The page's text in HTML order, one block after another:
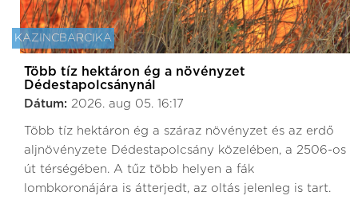
KAZINCBARCIKA
Több tíz hektáron ég a növényzet
Dédestapolcsánynál
Dátum: 2026. aug 05. 16:17
Több tíz hektáron ég a száraz növényzet és az erdő
aljnövényzete Dédestapolcsány közelében, a 2506-os
út térségében. A tűz több helyen a fák
lombkoronájára is átterjedt, az oltás jelenleg is tart.